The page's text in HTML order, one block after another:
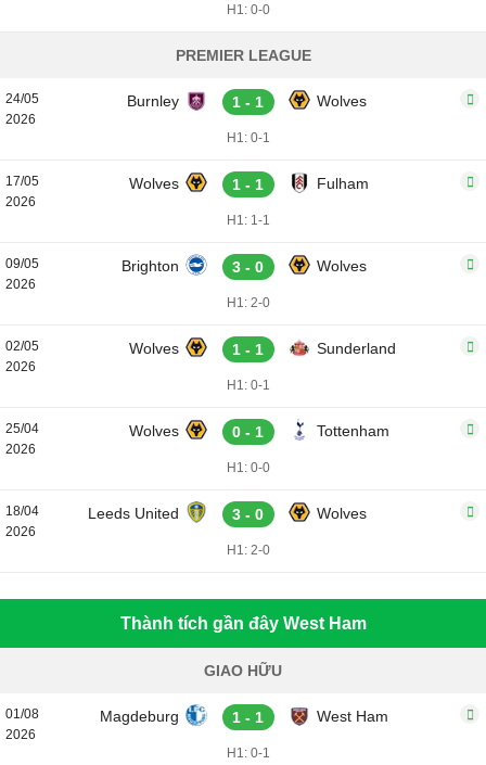
H1: 0-0
PREMIER LEAGUE
24/05
2026
Burnley 1 - 1 Wolves
H1: 0-1
17/05
2026
Wolves 1 - 1 Fulham
H1: 1-1
09/05
2026
Brighton 3 - 0 Wolves
H1: 2-0
02/05
2026
Wolves 1 - 1 Sunderland
H1: 0-1
25/04
2026
Wolves 0 - 1 Tottenham
H1: 0-0
18/04
2026
Leeds United 3 - 0 Wolves
H1: 2-0
Thành tích gần đây West Ham
GIAO HỮU
01/08
2026
Magdeburg 1 - 1 West Ham
H1: 0-1